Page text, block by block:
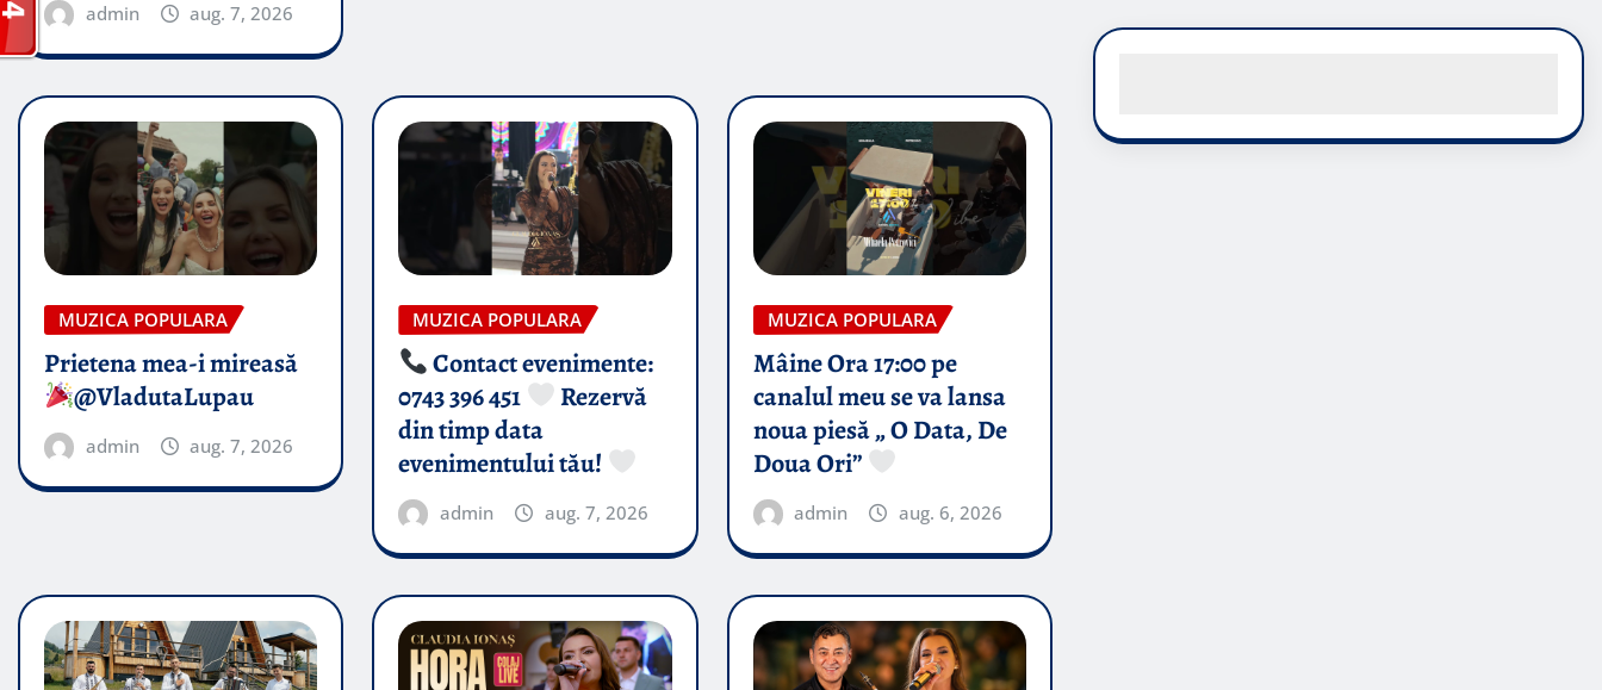
admin aug. 7, 2026
MUZICA POPULARA
Prietena mea-i mireasă​
@VladutaLupau
admin aug. 7, 2026
MUZICA POPULARA
Contact evenimente:
0743 396 451
Rezervă
din timp data
evenimentului tău!
admin aug. 7, 2026
MUZICA POPULARA
Mâine Ora 17:00 pe
canalul meu se va lansa
noua piesă „ O Data, De
Doua Ori”
admin aug. 6, 2026